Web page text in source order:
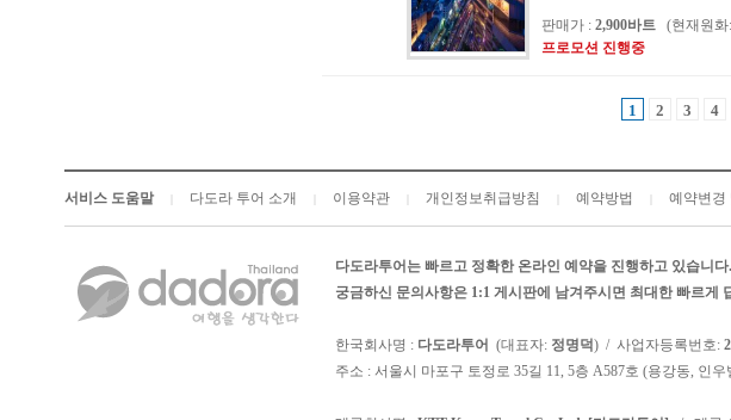
판매가 : 2,900바트 (현재원화
프로모션 진행중
1 2 3 4
서비스 도움말 다도라 투어 소개 이용약관 개인정보취급방침 예약방법 예약변경
다도라투어는 빠르고 정확한 온라인 예약을 진행하고 있습니다.
궁금하신 문의사항은 1:1 게시판에 남겨주시면 최대한 빠르게
한국회사명 : 다도라투어 (대표자: 정명덕) / 사업자등록번호:
주소 : 서울시 마포구 토정로 35길 11, 5층 A587호 (용강동, 인